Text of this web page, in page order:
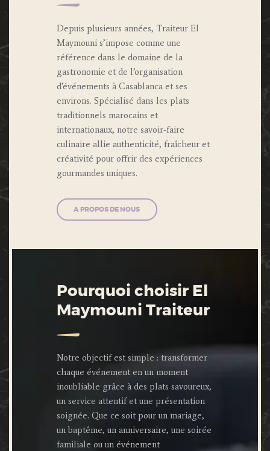
Depuis plusieurs années, Traiteur El
Maymouni s’impose comme une
référence dans le domaine de la
gastronomie et de l’organisation
d’événements à Casablanca et ses
environs. Spécialisé dans les plats
traditionnels marocains et
internationaux, notre savoir-faire
culinaire allie authenticité, fraîcheur et
créativité pour offrir des expériences
gourmandes uniques.
A PROPOS DE NOUS
Pourquoi choisir El
Maymouni Traiteur
Notre objectif est simple : transformer
chaque événement en un moment
inoubliable grâce à des plats savoureux,
un service attentif et une présentation
soignée. Que ce soit pour un mariage,
un baptême, un anniversaire, une soirée
familiale ou un événement